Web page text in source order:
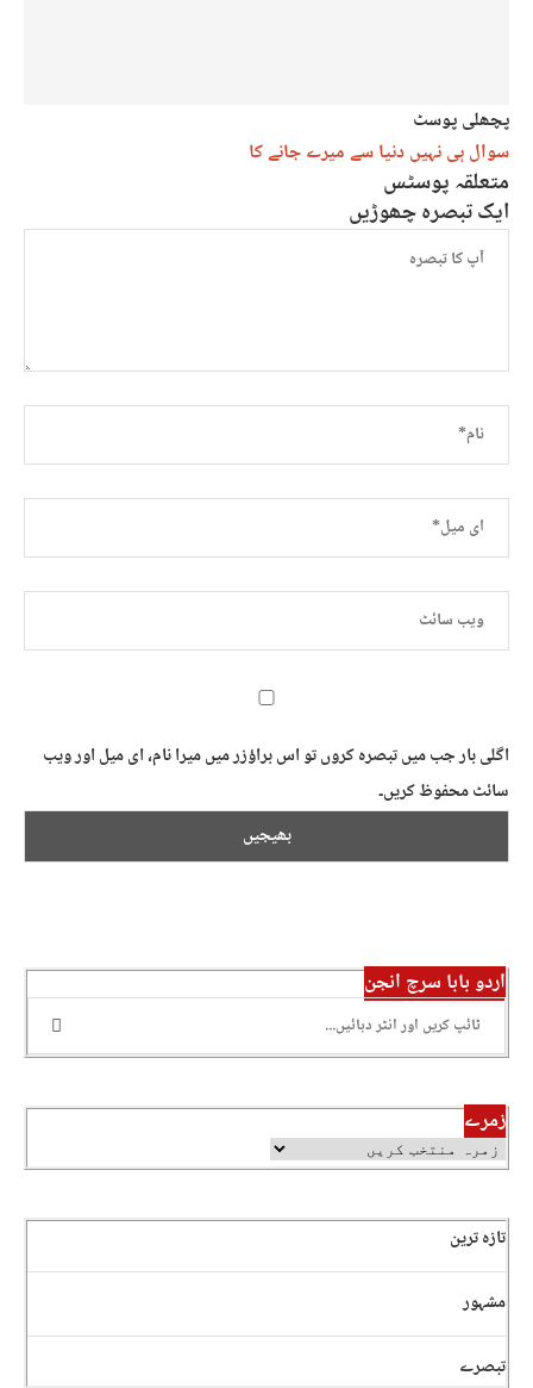
پچھلی پوسٹ
سوال ہی نہیں دنیا سے میرے جانے کا​
متعلقہ پوسٹس
ایک تبصرہ چھوڑیں
اگلی بار جب میں تبصرہ کروں تو اس براؤزر میں میرا نام، ای میل اور ویب
سائٹ محفوظ کریں۔
اردو بابا سرچ انجن
زمرے
تازہ ترین
مشہور
تبصرے